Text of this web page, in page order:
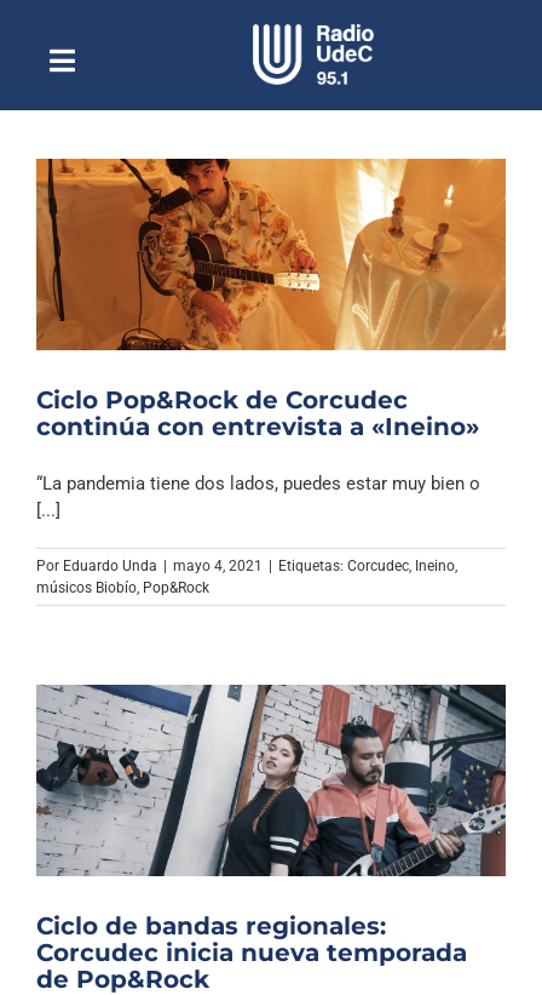
contenidoToggle
NavigationEscuchar Radio UdeC en vivo
Quiénes Somos
Programación
Podcast
Noticias
Columnas
Archivo Sonoro
Ciclo Pop&Rock de Corcudec
continúa con entrevista a «Ineino»
“La pandemia tiene dos lados, puedes estar muy bien o
[...]
Por Eduardo Unda | mayo 4, 2021 | Etiquetas: Corcudec Ineino
músicos Biobío Pop&Rock
Ciclo de bandas regionales:
Corcudec inicia nueva temporada
de Pop&Rock